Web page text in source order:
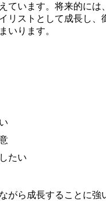
ています。将来的には
リストとして成長し、
いります。
たい
がら成長することに強